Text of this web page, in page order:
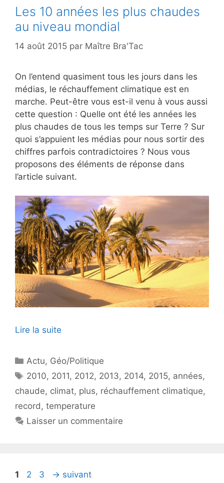
Les 10 années les plus chaudes
au niveau mondial
14 août 2015 par Maître Bra'Tac
On l’entend quasiment tous les jours dans les
médias, le réchauffement climatique est en
marche. Peut-être vous est-il venu à vous aussi
cette question : Quelle ont été les années les
plus chaudes de tous les temps sur Terre ? Sur
quoi s’appuient les médias pour nous sortir des
chiffres parfois contradictoires ? Nous vous
proposons des éléments de réponse dans
l’article suivant.
Lire la suite
Catégories
Actu, Géo/Politique
Étiquettes
2010, 2011, 2012, 2013, 2014, 2015, années,
chaude, climat, plus, réchauffement climatique,
record , temperature
Laisser un commentaire
Page
1 Page
2 Page
3 → suivant